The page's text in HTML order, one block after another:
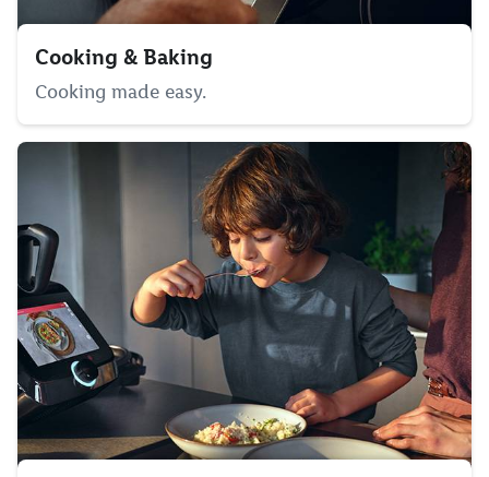
Cooking & Baking
Cooking made easy.